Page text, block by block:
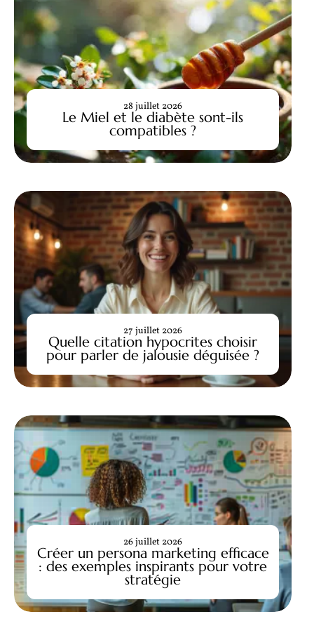
Le Miel et le diabète sont-ils
compatibles ?
28 juillet 2026
Quelle citation hypocrites choisir
pour parler de jalousie déguisée ?
27 juillet 2026
Créer un persona marketing efficace
: des exemples inspirants pour votre
stratégie
26 juillet 2026